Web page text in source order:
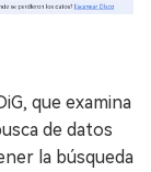
que examina
de datos
la búsqueda